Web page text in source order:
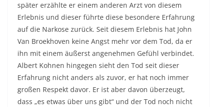
später erzählte er einem anderen Arzt von diesem
Erlebnis und dieser führte diese besondere Erfahrung
auf die Narkose zurück. Seit diesem Erlebnis hat John
Van Broekhoven keine Angst mehr vor dem Tod, da er
ihn mit einem äußerst angenehmen Gefühl verbindet.
Albert Kohnen hingegen sieht den Tod seit dieser
Erfahrung nicht anders als zuvor, er hat noch immer
großen Respekt davor. Er ist aber davon überzeugt,
dass „es etwas über uns gibt“ und der Tod noch nicht